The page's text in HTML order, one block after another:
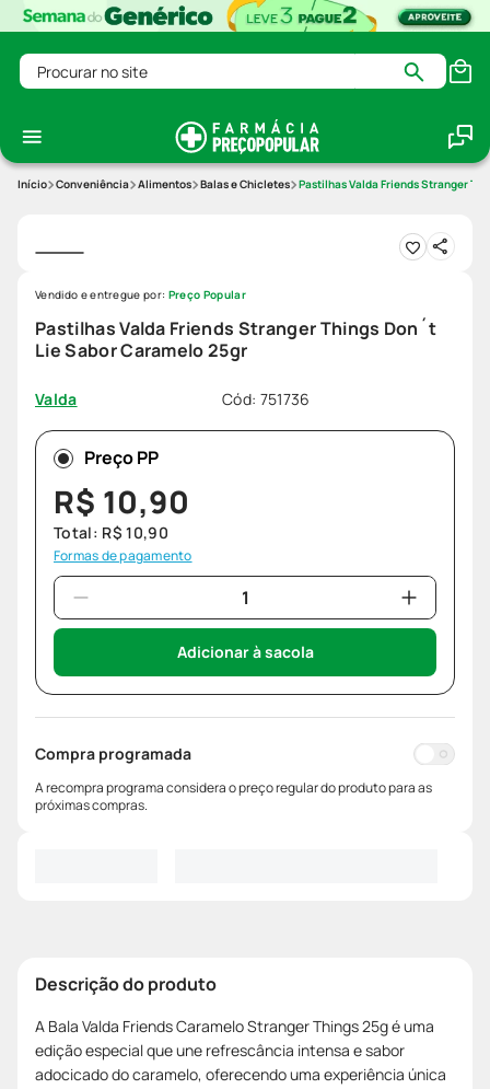
Procurar no site
Conveniência Alimentos Balas e Chicletes Pastilhas Valda Friends Stranger
Pastilhas Valda Friends Stranger Things Don´t
Lie Sabor Caramelo 25gr
Valda Cód: 751736
Vendido e entregue por: Preço Popular
Preço PP
R$ 10,90
Total: R$ 10,90
Formas de pagamento
Adicionar à sacola
Compra programada
A recompra programa considera o preço regular do produto para as
próximas compras.
Descrição do produto
A Bala Valda Friends Caramelo Stranger Things 25g é uma
edição especial que une refrescância intensa e sabor
adocicado do caramelo, oferecendo uma experiência única